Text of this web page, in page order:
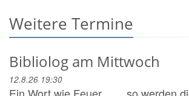
Weitere Termine
Bibliolog am Mittwoch
12.8.26 19:30